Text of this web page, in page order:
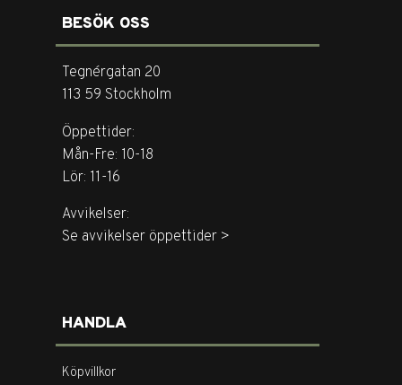
BESÖK OSS
Tegnérgatan 20
113 59 Stockholm
Öppettider:
Mån-Fre: 10-18
Lör: 11-16
Avvikelser:
Se avvikelser öppettider >
HANDLA
Köpvillkor